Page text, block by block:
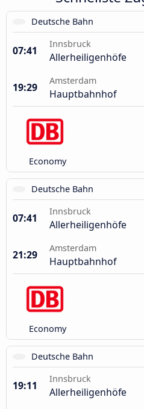
Deutsche Bahn
07:41
Innsbruck
Allerheiligenhöfe
19:29
Amsterdam
Hauptbahnhof
Economy
Deutsche Bahn
07:41
Innsbruck
Allerheiligenhöfe
21:29
Amsterdam
Hauptbahnhof
Economy
Deutsche Bahn
19:11
Innsbruck
Allerheiligenhöfe